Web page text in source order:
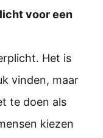
voor een
Het is
vinden, maar
te doen als
kiezen